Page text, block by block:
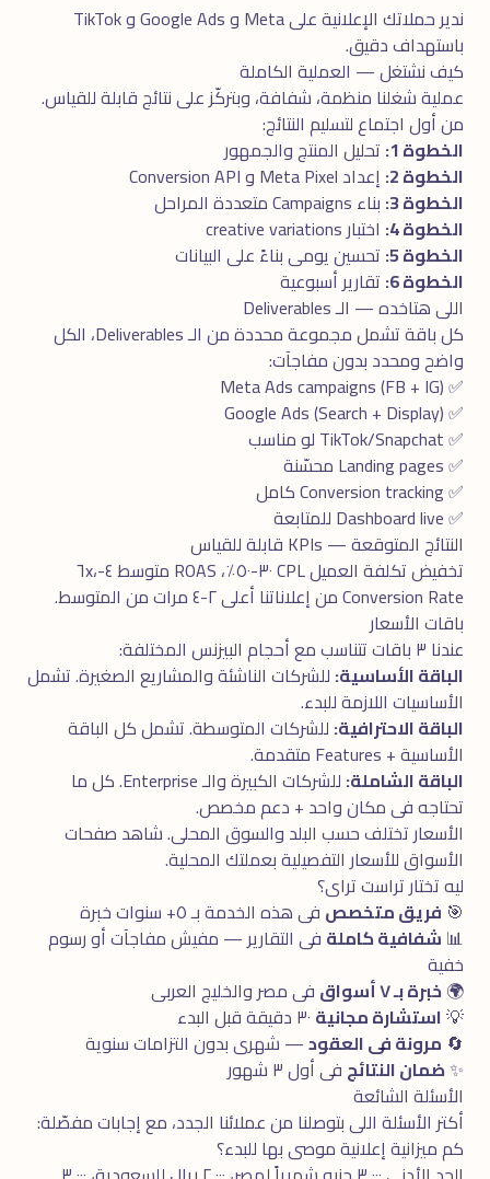
ندير حملاتك الإعلانية على Meta و Google Ads و TikTok
باستهداف دقيق.
كيف نشتغل — العملية الكاملة
عملية شغلنا منظمة، شفافة، وبتركّز على نتائج قابلة للقياس.
من أول اجتماع لتسليم النتائج:
الخطوة 1:
تحليل المنتج والجمهور
الخطوة 2:
إعداد Meta Pixel و Conversion API
الخطوة 3:
بناء Campaigns متعددة المراحل
الخطوة 4:
اختبار creative variations
الخطوة 5:
تحسين يومى بناءً على البيانات
الخطوة 6:
تقارير أسبوعية
اللى هتاخده — الـ Deliverables
كل باقة تشمل مجموعة محددة من الـ Deliverables، الكل
واضح ومحدد بدون مفاجآت:
✅ Meta Ads campaigns (FB + IG)
✅ Google Ads (Search + Display)
✅ TikTok/Snapchat لو مناسب
✅ Landing pages محسّنة
✅ Conversion tracking كامل
✅ Dashboard live للمتابعة
النتائج المتوقعة — KPIs قابلة للقياس
تخفيض تكلفة العميل CPL ٣٠-٥٠٪، ROAS متوسط ٤-٦x،
Conversion Rate من إعلاناتنا أعلى ٢-٤ مرات من المتوسط.
باقات الأسعار
عندنا ٣ باقات تتناسب مع أحجام البيزنس المختلفة:
الباقة الأساسية: للشركات الناشئة والمشاريع الصغيرة. تشمل
الأساسيات اللازمة للبدء.
الباقة الاحترافية: للشركات المتوسطة. تشمل كل الباقة
الأساسية + Features متقدمة.
الباقة الشاملة:
للشركات الكبيرة والـ Enterprise. كل ما
تحتاجه فى مكان واحد + دعم مخصص.
الأسعار تختلف حسب البلد والسوق المحلى. شاهد صفحات
الأسواقللأسعار التفصيلية بعملتك المحلية.
ليه تختار تراست تراى؟
🎯 فريق متخصص فى هذه الخدمة بـ ٥+ سنوات خبرة
📊 شفافية كاملة فى التقارير — مفيش مفاجآت أو رسوم
خفية
🌍خبرة بـ ٧ أسواق
فى مصر والخليج العربى
💡استشارة مجانية
🔄 مرونة فى العقود— شهرى بدون التزامات سنوية
✨ضمان النتائج فى أول ٣ شهور
الأسئلة الشائعة
أكتر الأسئلة اللى بتوصلنا من عملائنا الجدد، مع إجابات مفصّلة:
كم ميزانية إعلانية موصى بها للبدء؟